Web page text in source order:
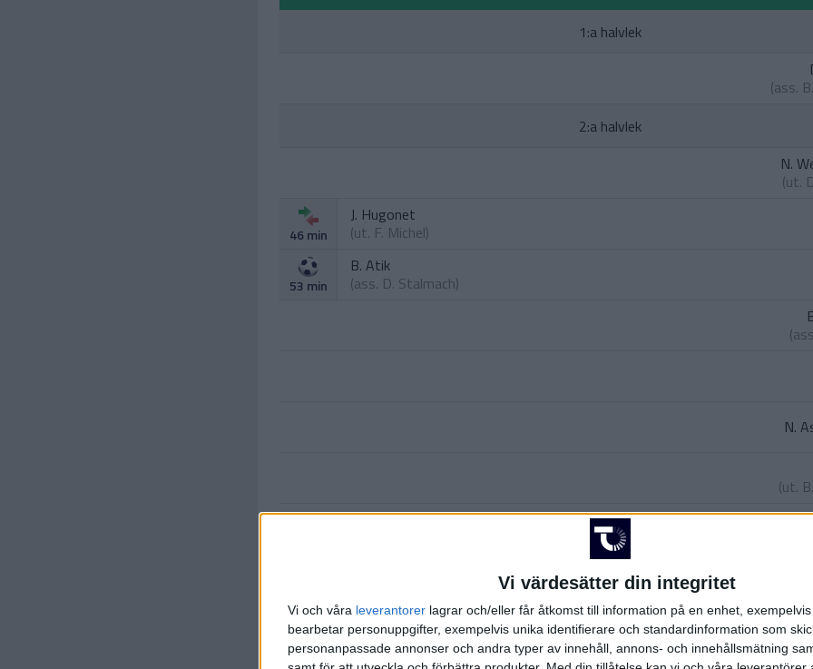
Vi värdesätter din integritet
Vi och våra leverantorer lagrar och/eller får åtkomst till information på en enhet,
bearbetar personuppgifter, exempelvis unika identifierare och standardinformation som
personanpassade annonser och andra typer av innehåll, annons- och innehållsmätning
1:a halvlek
(ass.
2:a halvlek
N.
(ut.
46 min
J. Hugonet
(ut. F. Michel)
53 min
B. Atik
(ass. D. Stalmach)
N.
(ut.
S. T.
S. Gnaka
(ut.D. Stalmach)